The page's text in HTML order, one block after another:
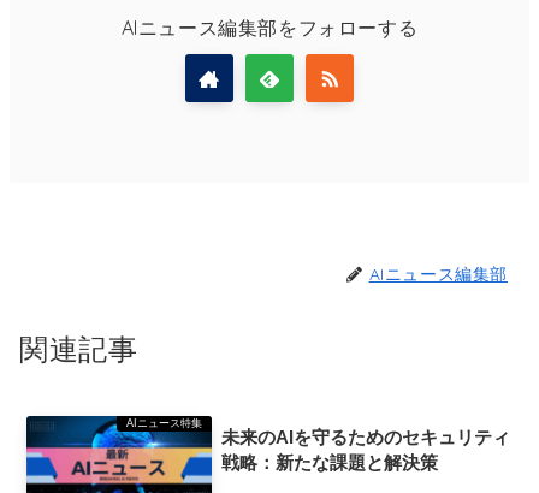
AIニュース編集部をフォローする
AIニュース編集部
関連記事
AIニュース特集
未来のAIを守るためのセキュリティ
戦略：新たな課題と解決策